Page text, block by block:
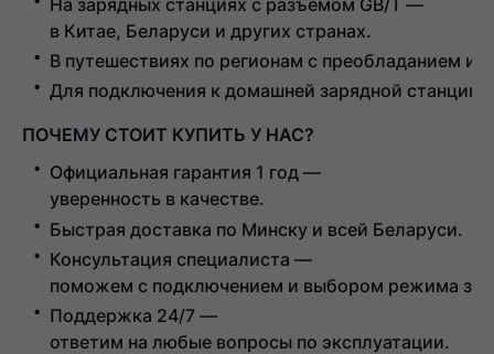
вКитае, Беларуси и других странах.
Впутешествиях по регионам спреобладанием
Для подключения кдомашней зарядной станции,
ПОЧЕМУ СТОИТ КУПИТЬ У НАС?
Официальная гарантия 1 год—
уверенность вкачестве.
Быстрая доставка по Минскуи всей Беларуси.
Консультация специалиста —
поможем сподключением и выбором режима
Поддержка 24/7—
ответим на любыевопросы по эксплуатации.